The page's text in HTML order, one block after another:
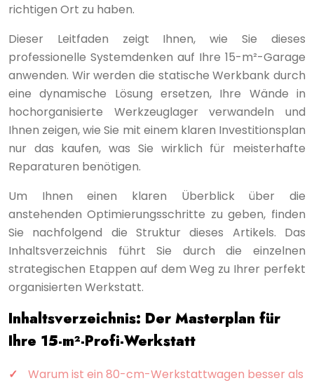
richtigen Ort zu haben.
Dieser Leitfaden zeigt Ihnen, wie Sie dieses
professionelle Systemdenken auf Ihre 15-m²-Garage
anwenden. Wir werden die statische Werkbank durch
eine dynamische Lösung ersetzen, Ihre Wände in
hochorganisierte Werkzeuglager verwandeln und
Ihnen zeigen, wie Sie mit einem klaren Investitionsplan
nur das kaufen, was Sie wirklich für meisterhafte
Reparaturen benötigen.
Um Ihnen einen klaren Überblick über die
anstehenden Optimierungsschritte zu geben, finden
Sie nachfolgend die Struktur dieses Artikels. Das
Inhaltsverzeichnis führt Sie durch die einzelnen
strategischen Etappen auf dem Weg zu Ihrer perfekt
organisierten Werkstatt.
Inhaltsverzeichnis: Der Masterplan für
Ihre 15-m²-Profi-Werkstatt
Warum ist ein 80-cm-Werkstattwagen besser als